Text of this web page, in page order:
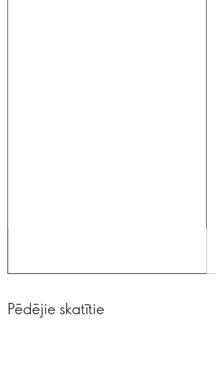
Pēdējie skatītie